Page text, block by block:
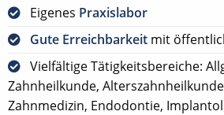
Eigenes Praxislabor
Gute Erreichbarkeit mit
Vielfältige Tätigkeitsbereiche:
Zahnheilkunde,
Zahnmedizin, Endodontie,